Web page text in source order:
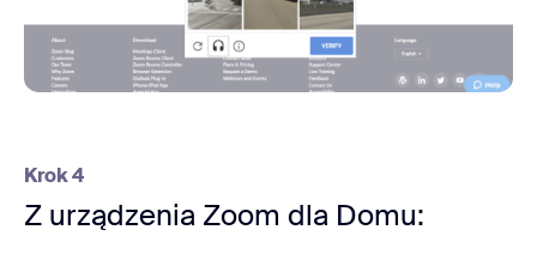
Krok 4
Z urządzenia Zoom dla Domu: